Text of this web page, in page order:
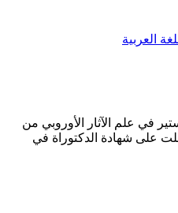
العربية
في علم الآثار الأوروبي من
عام 1981. وحصلت على شهادة الدكتوراة في